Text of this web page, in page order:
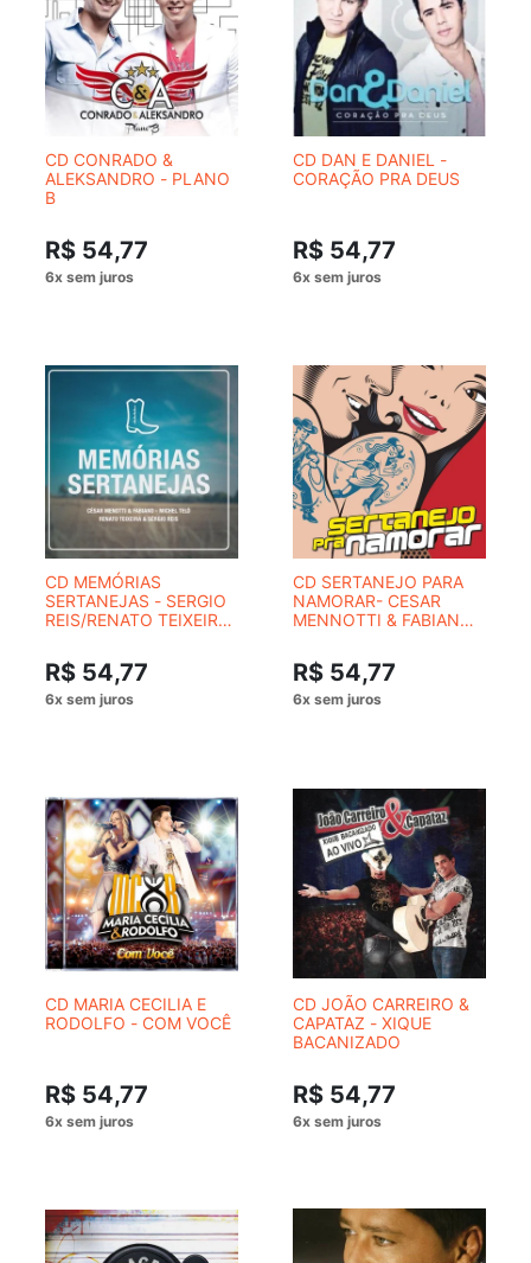
CD CONRADO &
ALEKSANDRO - PLANO
B
R$ 54,77
CD DAN E DANIEL -
CORAÇÃO PRA DEUS
R$ 54,77
CD MEMÓRIAS
SERTANEJAS - SERGIO
REIS/RENATO TEIXEIRA
R$ 54,77
CD SERTANEJO PARA
NAMORAR- CESAR
MENNOTTI & FABIANO
R$ 54,77
CD MARIA CECILIA E
RODOLFO - COM VOCÊ
R$ 54,77
CD JOÃO CARREIRO &
CAPATAZ - XIQUE
BACANIZADO
R$ 54,77